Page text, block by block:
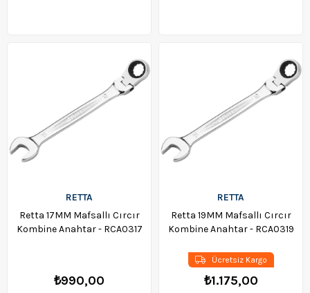
RETTA
Retta 17MM Mafsallı Cırcır
Kombine Anahtar - RCA0317
₺990,00
RETTA
Retta 19MM Mafsallı Cırcır
Kombine Anahtar - RCA0319
₺1.175,00
Ücretsiz Kargo